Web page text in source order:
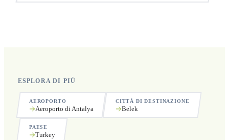
ESPLORA DI PIÙ
AEROPORTO
Aeroporto di Antalya
CITTÀ DI DESTINAZIONE
Belek
PAESE
Turkey